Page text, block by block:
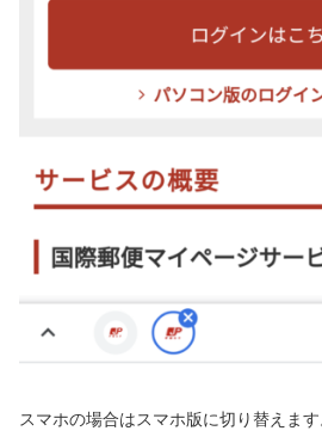
スマホの場合はスマホ版に切り替えま